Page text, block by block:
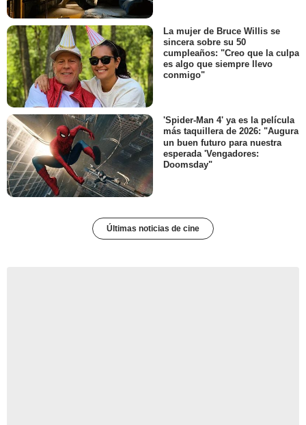
La mujer de Bruce Willis se
sincera sobre su 50
cumpleaños: "Creo que la culpa
es algo que siempre llevo
conmigo"
'Spider-Man 4' ya es la película
más taquillera de 2026: "Augura
un buen futuro para nuestra
esperada 'Vengadores:
Doomsday"
Últimas noticias de cine